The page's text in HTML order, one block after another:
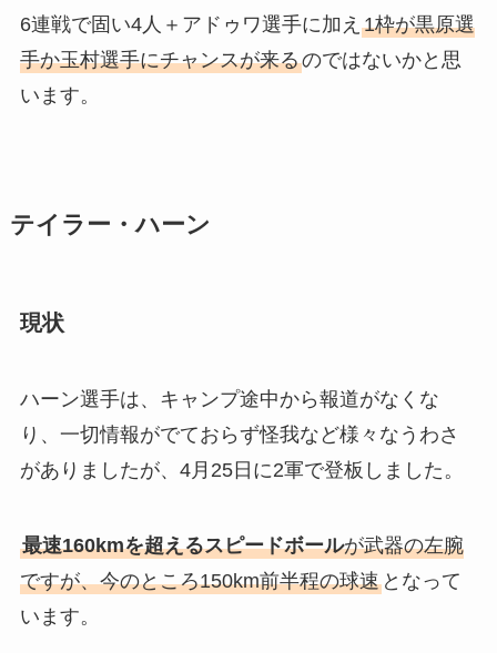
6連戦で固い4人＋アドゥワ選手に加え 1枠が黒原選
手か玉村選手にチャンスが来るのではないかと思
います。
テイラー・ハーン
現状
ハーン選手は、キャンプ途中から報道がなくな
り、一切情報がでておらず怪我など様々なうわさ
がありましたが、4月25日に2軍で登板しました。
最速160kmを超えるスピードボールが武器の左腕
ですが、今のところ150km前半程の球速となって
います。